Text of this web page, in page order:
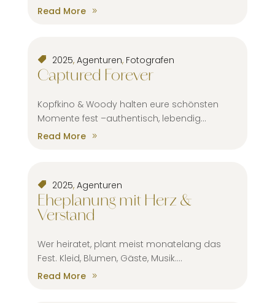
Read More
2025, Agenturen, Fotografen
Captured Forever
Kopfkino & Woody halten eure schönsten
Momente fest –authentisch, lebendig...
Read More
2025, Agenturen
Eheplanung mit Herz &
Verstand
Wer heiratet, plant meist monatelang das
Fest. Kleid, Blumen, Gäste, Musik....
Read More